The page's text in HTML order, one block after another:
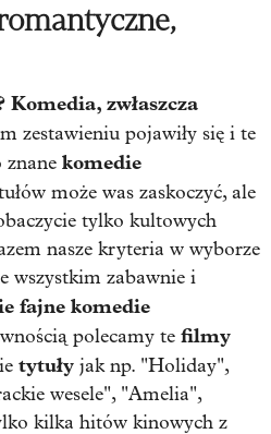
Komedia, zwłaszcza
zestawieniu pojawiły się i te
znane komedie
może was zaskoczyć, ale
tylko kultowych
nasze kryteria w wyborze
wszystkim zabawnie i
fajne komedie
polecamy te filmy
tytuły jak np. "Holiday",
wesele", "Amelia",
kilka hitów kinowych z